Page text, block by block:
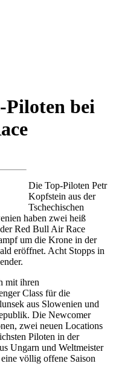
Piloten bei
Die Top-Piloten Petr
Kopfstein aus der
Tschechischen
haben zwei heiß
Red Bull Air Race
um die Krone in der
eröffnet. Acht Stopps in
mit ihren
Class für die
aus Slowenien und
Die Newcomer
zwei neuen Locations
Piloten in der
Ungarn und Weltmeister
völlig offene Saison